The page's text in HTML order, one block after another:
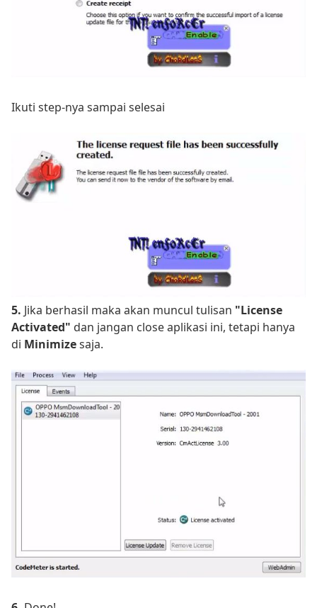
Ikuti step-nya sampai selesai
5. Jika berhasil maka akan muncul tulisan "License
Activated" dan jangan close aplikasi ini, tetapi hanya
di Minimizesaja.